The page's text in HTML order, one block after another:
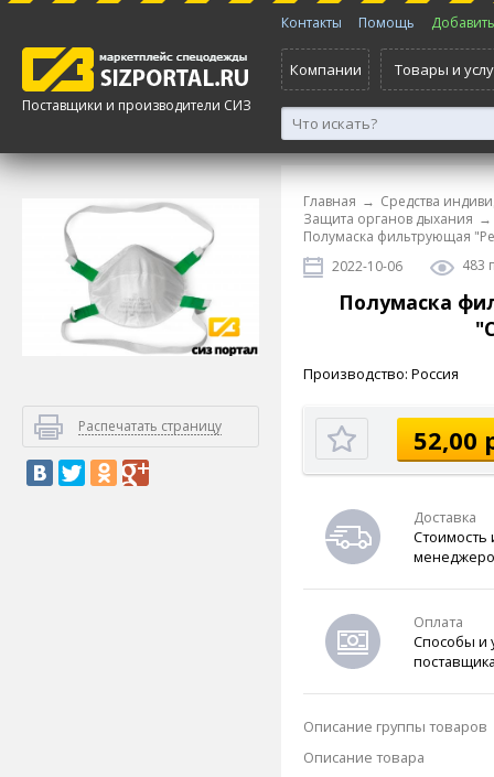
Поставщики и производители СИЗ
Контакты Помощь
Компании Товары и
Распечатать страницу
Главная → Средства
Защита органов дыхания →
Полумаска фильтрующая
2022-10-06
483
Полумаска
Производство: Россия
52,00
Доставка
Стоимость
Оплата
Способы и
Описание группы товаров
Описание товара